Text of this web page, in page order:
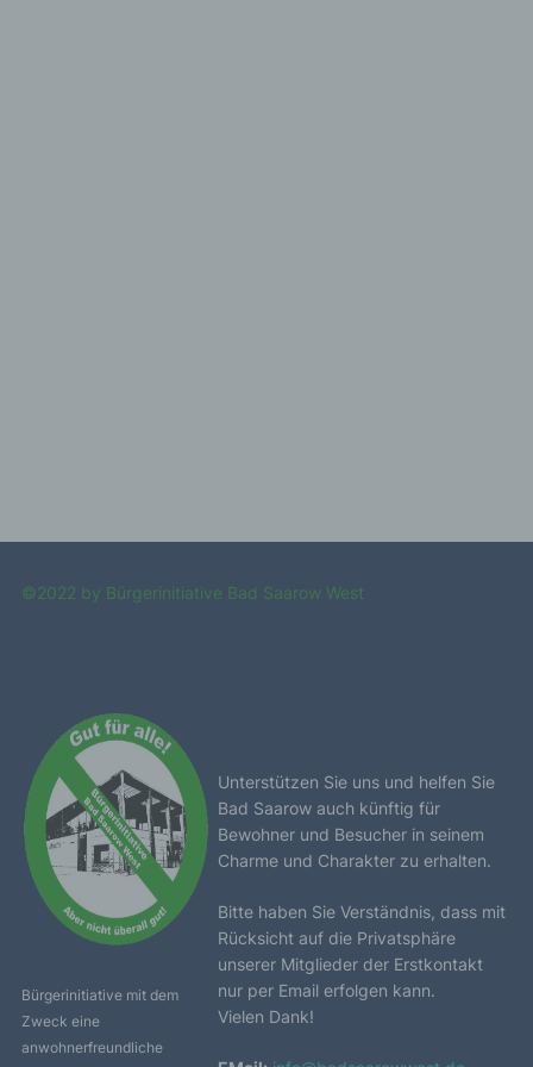
©2022 by Bürgerinitiative Bad Saarow West
Bürgerinitiative mit dem
Zweck eine
anwohnerfreundliche
Unterstützen Sie uns und helfen Sie
Bad Saarow auch künftig für
Bewohner und Besucher in seinem
Charme und Charakter zu erhalten.
Bitte haben Sie Verständnis, dass mit
Rücksicht auf die Privatsphäre
unserer Mitglieder der Erstkontakt
nur per Email erfolgen kann.
Vielen Dank!
verbleiben Ihre personenbezogenen Daten bei
uns, bis der Zweck für die Datenverarbeitung
entfällt. Wenn Sie ein berechtigtes Löschersuchen
geltend machen oder eine Einwilligung zur
Datenverarbeitung widerrufen, werden Ihre Daten
gelöscht, sofern wir keine anderen rechtlich
zulässigen Gründe für die Speicherung Ihrer
personenbezogenen Daten haben (z. B. steuer-
oder handelsrechtliche Aufbewahrungsfristen); im
letztgenannten Fall erfolgt die Löschung nach
Fortfall dieser Gründe.
Allgemeine Hinweise zu den Rechtsgrundlagen
der Datenverarbeitung auf dieser Website
Sofern Sie in die Datenverarbeitung eingewilligt